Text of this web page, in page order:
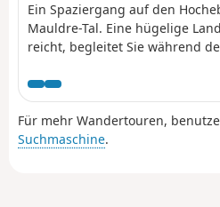
Ein Spaziergang auf den
Mauldre-Tal. Eine hügelige
reicht, begleitet Sie während
Für mehr Wandertouren,
Suchmaschine.